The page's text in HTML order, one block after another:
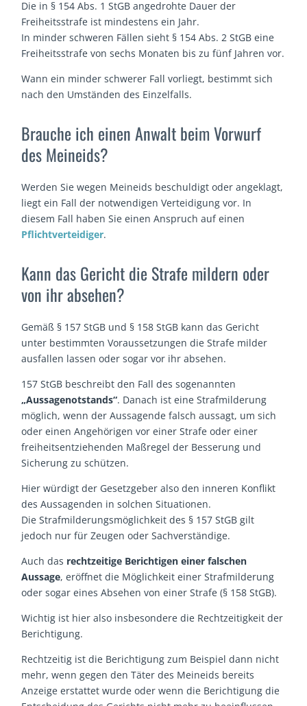
Die in § 154 Abs. 1 StGB angedrohte Dauer der
Freiheitsstrafe ist mindestens ein Jahr.
In minder schweren Fällen sieht § 154 Abs. 2 StGB eine
Freiheitsstrafe von sechs Monaten bis zu fünf Jahren vor.
Wann ein minder schwerer Fall vorliegt, bestimmt sich
nach den Umständen des Einzelfalls.
Brauche ich einen Anwalt beim Vorwurf
des Meineids?
Werden Sie wegen Meineids beschuldigt oder angeklagt,
liegt ein Fall der notwendigen Verteidigung vor. In
diesem Fall haben Sie einen Anspruch auf einen
Pflichtverteidiger.
Kann das Gericht die Strafe mildern oder
von ihr absehen?
Gemäß § 157 StGB und § 158 StGB kann das Gericht
unter bestimmten Voraussetzungen die Strafe milder
ausfallen lassen oder sogar vor ihr absehen.
157 StGB beschreibt den Fall des sogenannten
„Aussagenotstands“. Danach ist eine Strafmilderung
möglich, wenn der Aussagende falsch aussagt, um sich
oder einen Angehörigen vor einer Strafe oder einer
freiheitsentziehenden Maßregel der Besserung und
Sicherung zu schützen.
Hier würdigt der Gesetzgeber also den inneren Konflikt
des Aussagenden in solchen Situationen.
Die Strafmilderungsmöglichkeit des § 157 StGB gilt
jedoch nur für Zeugen oder Sachverständige.
Auch das rechtzeitige Berichtigen einer falschen
Aussage, eröffnet die Möglichkeit einer Strafmilderung
oder sogar eines Absehen von einer Strafe (§ 158 StGB).
Wichtig ist hier also insbesondere die Rechtzeitigkeit der
Berichtigung.
Rechtzeitig ist die Berichtigung zum Beispiel dann nicht
mehr, wenn gegen den Täter des Meineids bereits
Anzeige erstattet wurde oder wenn die Berichtigung die